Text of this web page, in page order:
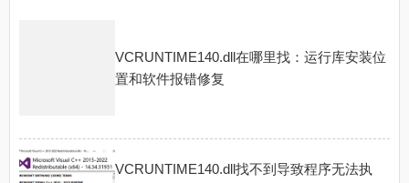
置和软件报错修复